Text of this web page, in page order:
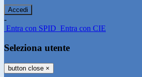
-
Entra con SPID Entra con CIE
Seleziona utente
button close ×